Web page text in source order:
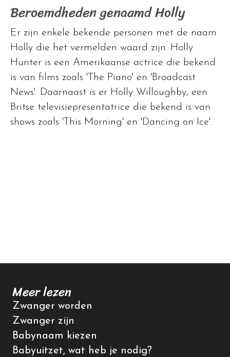
Beroemdheden genaamd Holly
Er zijn enkele bekende personen met de naam
Holly die het vermelden waard zijn. Holly
Hunter is een Amerikaanse actrice die bekend
is van films zoals 'The Piano' en 'Broadcast
News'. Daarnaast is er Holly Willoughby, een
Britse televisiepresentatrice die bekend is van
shows zoals 'This Morning' en 'Dancing on Ice'.
Meer lezen
Zwanger worden
Zwanger zijn
Babynaam kiezen
Babyuitzet, wat heb je nodig?